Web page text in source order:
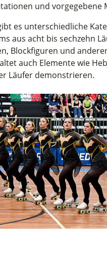
und vorgegebene
es unterschiedliche
aus acht bis sechzehn
Blockfiguren und
auch Elemente wie
Läufer demonstrieren.